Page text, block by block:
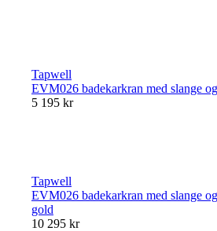
Tapwell
EVM026 badekarkran med slange
5 195 kr
Tapwell
EVM026 badekarkran med slange
gold
10 295 kr